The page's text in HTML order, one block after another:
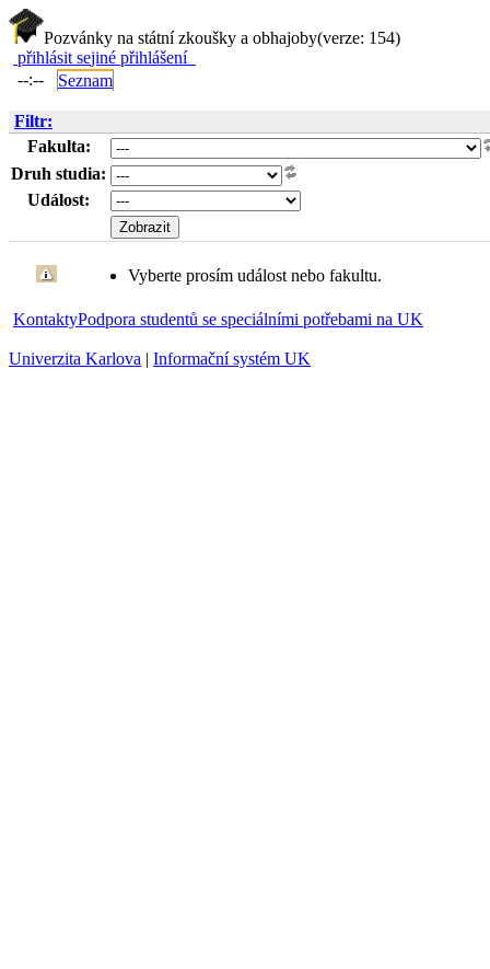
Pozvánky na státní zkoušky a obhajoby(verze: 154)
přihlásit sejiné přihlášení
--:--
Seznam
Filtr:
Fakulta:
Druh studia:
Událost:
Vyberte prosím událost nebo fakultu.
KontaktyPodpora studentů se speciálními potřebami na UK
Univerzita Karlova | Informační systém UK